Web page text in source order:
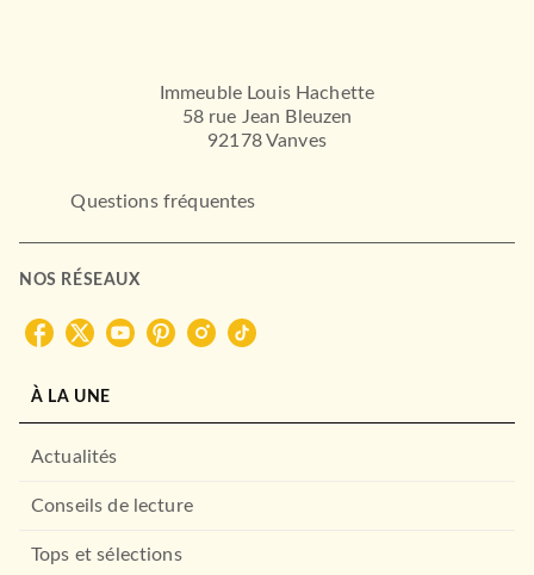
Immeuble Louis Hachette
58 rue Jean Bleuzen
92178 Vanves
Questions fréquentes
NOS RÉSEAUX
À LA UNE
Actualités
Conseils de lecture
Tops et sélections